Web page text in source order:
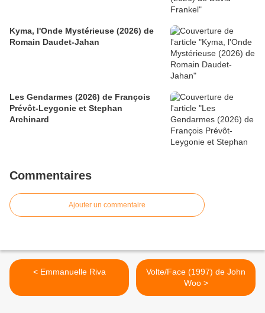
Kyma, l'Onde Mystérieuse (2026) de
Romain Daudet-Jahan
Les Gendarmes (2026) de François
Prévôt-Leygonie et Stephan
Archinard
Commentaires
Ajouter un commentaire
< Emmanuelle Riva
Volte/Face (1997) de John
Woo >